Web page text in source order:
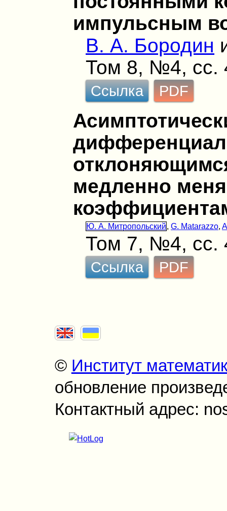
импульсным
В. А. Бородин
Том 8, №4, сс.
Ссылка PDF
медленно
Ю. А. Митропольский,G. Matarazzo,
Том 7, №4, сс.
Ссылка PDF
© Институт
обновление
Контактный адрес: